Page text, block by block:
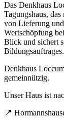
Das Denkhaus
Tagungshaus,
von Lieferung
Wertschöpfung
Blick und sichert
Bildungsauftrages.
Denkhaus
gemeinnützig.
Unser Haus ist
📍